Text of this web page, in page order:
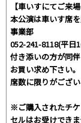
【車いすにてご来
本公演は車いす席
事業部
052-241-8118(平日
付き添いの方が同
お買い求め下さい。
席数に限りがござい
※ご購入されたチ
セルはお受けできま